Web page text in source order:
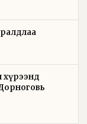
хүрээнд